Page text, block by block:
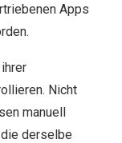
Apps
Nicht
manuell
derselbe